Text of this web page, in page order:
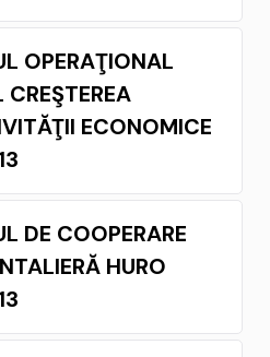
OPERAŢIONAL
ECONOMICE
DE COOPERARE
HURO